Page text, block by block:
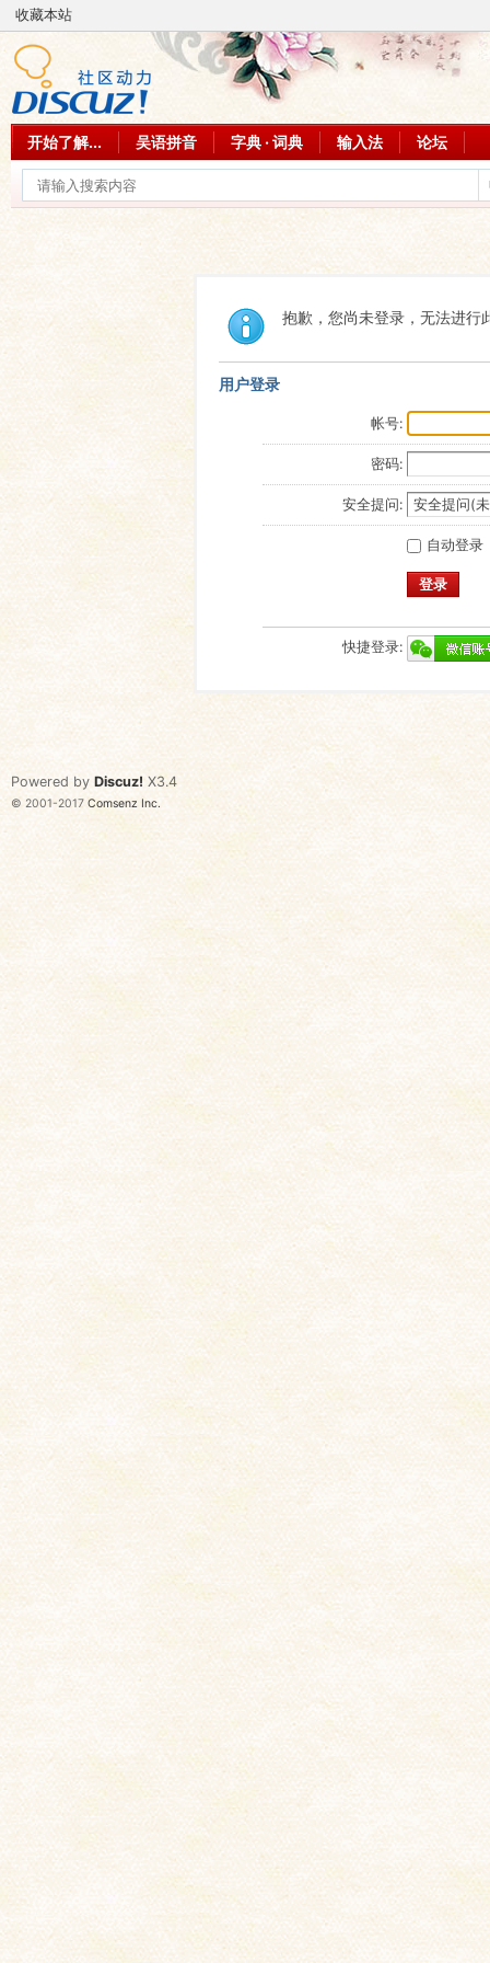
收藏本站
开始了解... 吴语拼音 字典 · 词典 输入法 论坛
抱歉，您尚未登录，无法进行
用户登录
帐号:
密码:
安全提问:
自动登录
登录
快捷登录:
Powered by Discuz! X3.4
© 2001-2017 Comsenz Inc.